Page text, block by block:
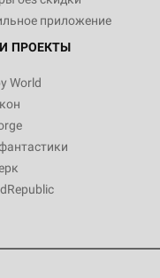
приложение
ПРОЕКТЫ
World